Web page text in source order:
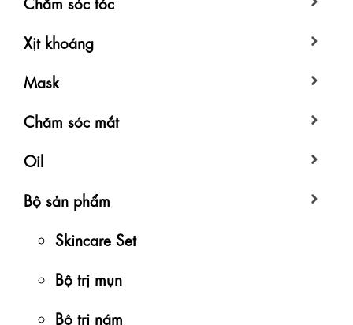
Xịt khoáng
Mask
Chăm sóc mắt
Oil
Bộ sản phẩm
Skincare Set
Bộ trị mụn
Bộ trị nám